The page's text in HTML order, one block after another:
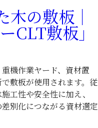
木の敷板｜
CLT敷板」
機作業ヤード、資材置
敷板が使用されます。従
工性や安全性に加え、
別化につながる資材選定